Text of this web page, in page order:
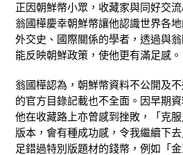
正因朝鮮幣小眾，收藏家與同好交
翁國樺慶幸朝鮮幣讓他認識世界各
外交史、國際關係的學者，透過與
能反映朝鮮政策，使他更有滿足感。
翁國樺認為，朝鮮幣資料不公開及
的官方目錄記載也不全面。因早期
他在收藏路上亦曾感到挫敗，「克
版本，會有種成功感，令我繼續下
足錯過特別版題材的錢幣，例如「